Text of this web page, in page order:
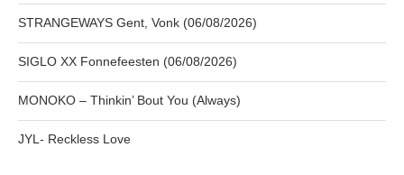
STRANGEWAYS Gent, Vonk (06/08/2026)
SIGLO XX Fonnefeesten (06/08/2026)
MONOKO – Thinkin’ Bout You (Always)
JYL- Reckless Love